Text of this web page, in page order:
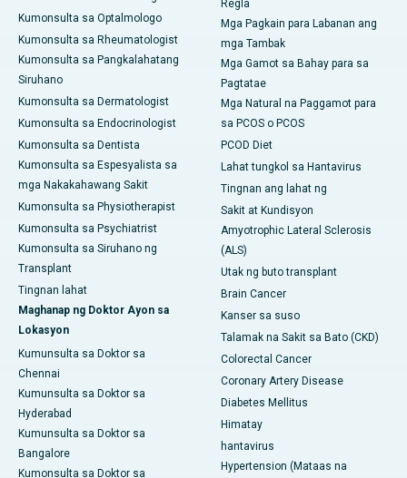
Kumonsulta sa Optalmologo
Kumonsulta sa Rheumatologist
Kumonsulta sa Pangkalahatang
Siruhano
Kumonsulta sa Dermatologist
Kumonsulta sa Endocrinologist
Kumonsulta sa Dentista
Kumonsulta sa Espesyalista sa
mga Nakakahawang Sakit
Kumonsulta sa Physiotherapist
Kumonsulta sa Psychiatrist
Kumonsulta sa Siruhano ng
Transplant
Tingnan lahat
Maghanap ng Doktor Ayon sa
Lokasyon
Kumunsulta sa Doktor sa
Chennai
Kumunsulta sa Doktor sa
Hyderabad
Kumunsulta sa Doktor sa
Bangalore
Kumonsulta sa Doktor sa
Regla
Mga Pagkain para Labanan ang
mga Tambak
Mga Gamot sa Bahay para sa
Pagtatae
Mga Natural na Paggamot para
sa PCOS o PCOS
PCOD Diet
Lahat tungkol sa Hantavirus
Tingnan ang lahat ng
Sakit at Kundisyon
Amyotrophic Lateral Sclerosis
(ALS)
Utak ng buto transplant
Brain Cancer
Kanser sa suso
Talamak na Sakit sa Bato (CKD)
Colorectal Cancer
Coronary Artery Disease
Diabetes Mellitus
Himatay
hantavirus
Hypertension (Mataas na